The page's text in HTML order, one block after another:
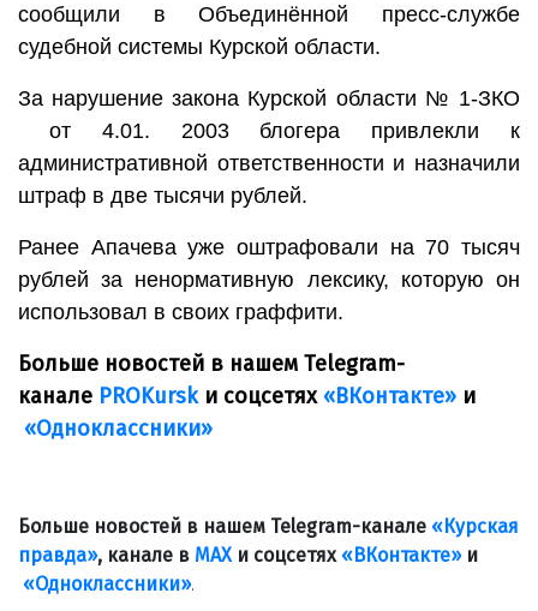
сообщили в Объединённой пресс-службе
судебной системы Курской области.
За нарушение закона Курской области № 1-ЗКО
от 4.01. 2003 блогера привлекли к
административной ответственности и назначили
штраф в две тысячи рублей.
Ранее Апачева уже оштрафовали на 70 тысяч
рублей за ненормативную лексику, которую он
использовал в своих граффити.
Больше новостей в нашем Telegram-
канале PROKurskи соцсетях «ВКонтакте» и
«Одноклассники»
Больше новостей в нашем Telegram-канале «Курская
правда», канале в МАХи соцсетях «ВКонтакте»и
«Одноклассники».